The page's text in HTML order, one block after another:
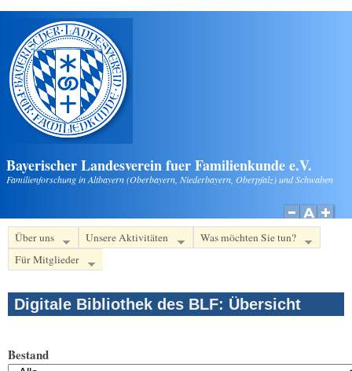
Direkt zum Inhalt
Bayerischer Landesverein fuer Familienkunde e.V.
Familienforschung in Altbayern (Oberbayern, Niederbayern, Oberpfalz) und Schwaben
Über uns Unsere Aktivitäten
Was möchten Sie tun?
Für Mitglieder
Digitale Bibliothek des BLF: Übersicht
Bestand